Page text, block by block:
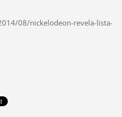
08/nickelodeon-revela-lista-